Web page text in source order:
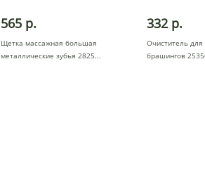
565 р.
Щетка массажная большая
металлические зубья 2825
332 р.
Очиститель для
брашингов